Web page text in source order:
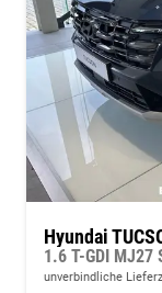
Hyundai
1.6 T-GDI MJ27
unverbindliche